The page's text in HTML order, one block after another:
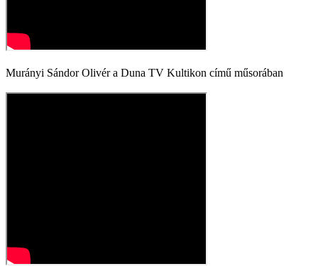
Murányi Sándor Olivér a Duna TV Kultikon című műsorában